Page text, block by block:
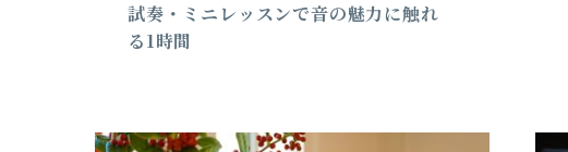
試奏・ミニレッスンで音の魅力に触れ
る1時間